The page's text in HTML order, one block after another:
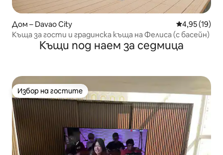
Дом – Davao City Средна
4,95 (19)
Къща за гости и градинска къща на Фелиса (с басейн)
Къщи под наем за седмица
Избор на гостите
Избор на гостите